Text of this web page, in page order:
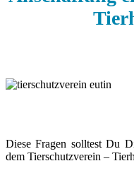
Diese Fragen solltest Du
dem Tierschutzverein –